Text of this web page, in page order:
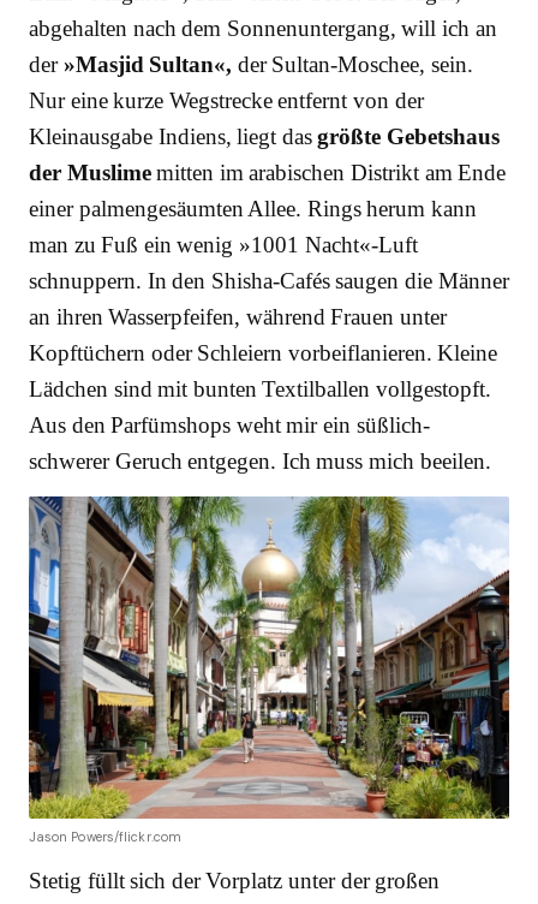
abgehalten nach dem Sonnenuntergang, will ich an
der »Masjid Sultan«, der Sultan-Moschee, sein.
Nur eine kurze Wegstrecke entfernt von der
Kleinausgabe Indiens, liegt dasgrößte Gebetshaus
der Muslimemitten im arabischen Distrikt am Ende
einer palmengesäumten Allee. Rings herum kann
man zu Fuß ein wenig »1001 Nacht«-Luft
schnuppern. In den Shisha-Cafés saugen die Männer
an ihren Wasserpfeifen, während Frauen unter
Kopftüchern oder Schleiern vorbeiflanieren. Kleine
Lädchen sind mit bunten Textilballen vollgestopft.
Aus den Parfümshops weht mir ein süßlich-
schwerer Geruch entgegen. Ich muss mich beeilen.
Jason Powers/flickr.com
Stetig füllt sich der Vorplatz unter der großen